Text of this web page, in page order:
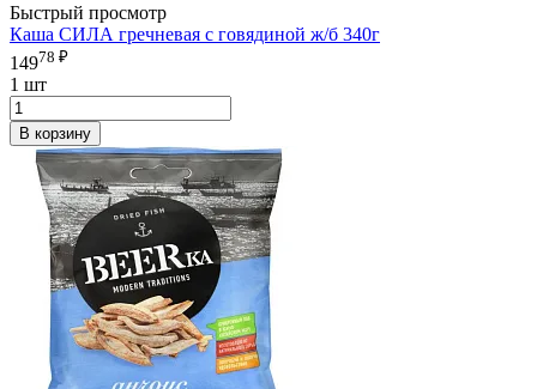
Быстрый просмотр
Каша СИЛА гречневая с говядиной ж/б 340г
14978 ₽
1 шт
В корзину